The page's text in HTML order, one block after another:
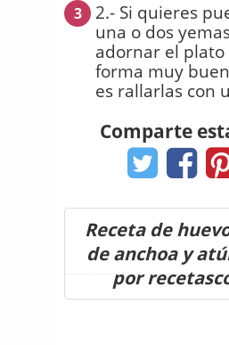
3
2.- Si quieres
una o dos
adornar el plato
forma muy
es rallarlas con
Comparte
Receta de
de anchoa y
por